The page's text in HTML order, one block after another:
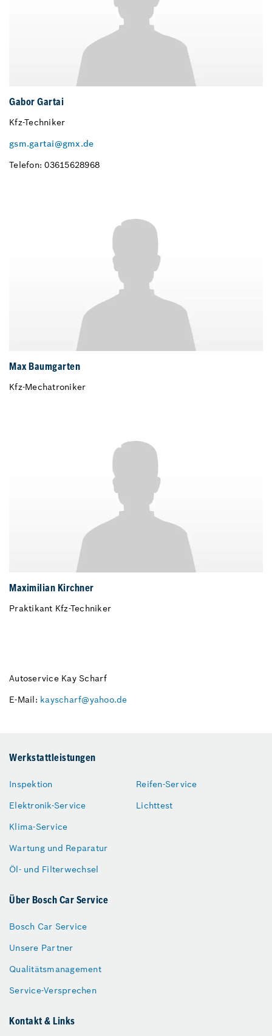
Gabor Gartai
Kfz-Techniker
gsm.gartai@gmx.de
Telefon: 03615628968
Max Baumgarten
Kfz-Mechatroniker
Maximilian Kirchner
Praktikant Kfz-Techniker
Autoservice Kay Scharf
E-Mail: kayscharf@yahoo.de
Werkstattleistungen
Inspektion
Elektronik-Service
Klima-Service
Wartung und Reparatur
Öl- und Filterwechsel
Reifen-Service
Lichttest
Über Bosch Car Service
Bosch Car Service
Unsere Partner
Qualitätsmanagement
Service-Versprechen
Kontakt & Links